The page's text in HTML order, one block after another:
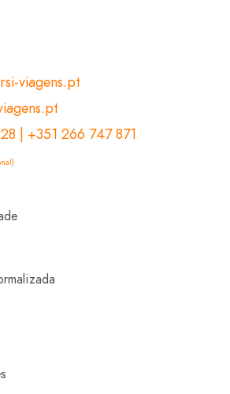
viagens.pt
| +351 266 747 871